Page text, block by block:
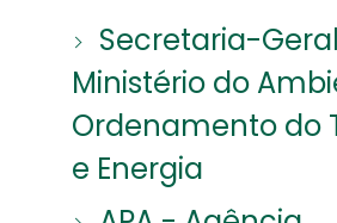
Secretaria-
Ministério do
Ordenamento do
e Energia